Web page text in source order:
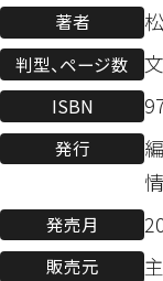
著者
判型、ページ数
ISBN
発行
発売月
販売元